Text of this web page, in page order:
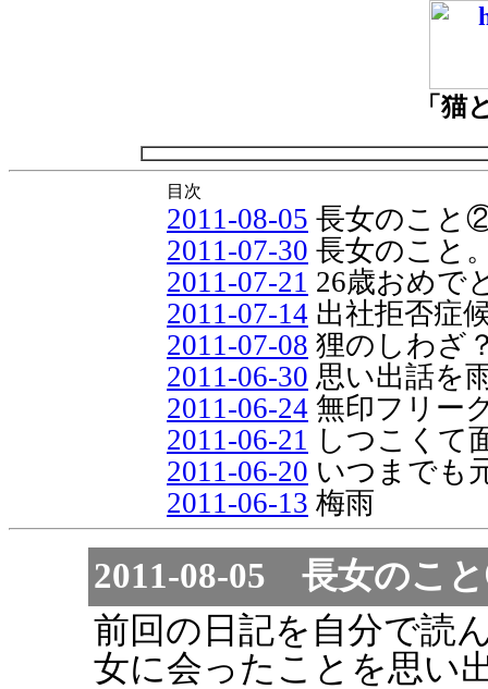
「猫
目次
2011-08-05 長女のこと
2011-07-30 長女のこと
2011-07-21 26歳おめで
2011-07-14 出社拒否症
2011-07-08 狸のしわざ
2011-06-30 思い出話を
2011-06-24 無印フリー
2011-06-21 しつこくて
2011-06-20 いつまでも
2011-06-13 梅雨
2011-08-05 長女のこ
前回の日記を自分で読
女に会ったことを思い